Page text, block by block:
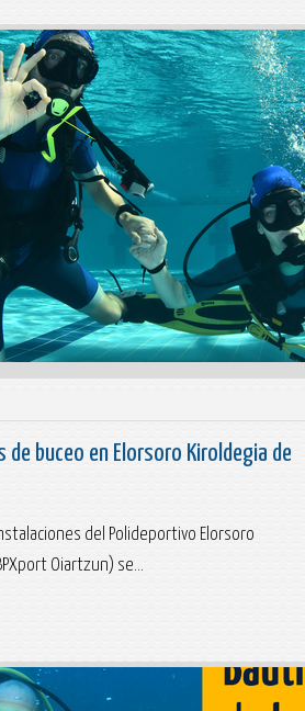
de buceo en Elorsoro Kiroldegia de
del Polideportivo Elorsoro
Oiartzun) se...